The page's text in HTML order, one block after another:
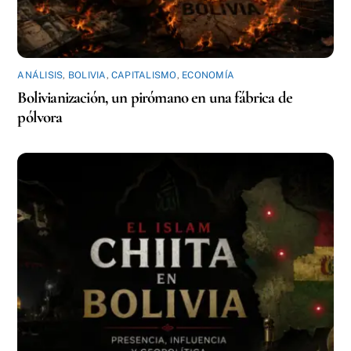
ANÁLISIS, BOLIVIA, CAPITALISMO, ECONOMÍA
Bolivianización, un pirómano en una fábrica de
pólvora